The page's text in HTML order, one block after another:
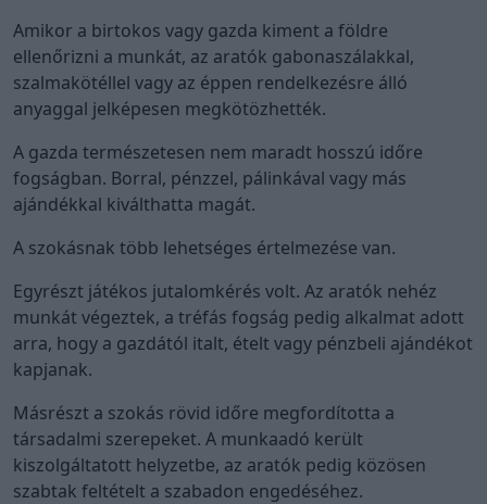
Amikor a birtokos vagy gazda kiment a földre
ellenőrizni a munkát, az aratók gabonaszálakkal,
szalmakötéllel vagy az éppen rendelkezésre álló
anyaggal jelképesen megkötözhették.
A gazda természetesen nem maradt hosszú időre
fogságban. Borral, pénzzel, pálinkával vagy más
ajándékkal kiválthatta magát.
A szokásnak több lehetséges értelmezése van.
Egyrészt játékos jutalomkérés volt. Az aratók nehéz
munkát végeztek, a tréfás fogság pedig alkalmat adott
arra, hogy a gazdától italt, ételt vagy pénzbeli ajándékot
kapjanak.
Másrészt a szokás rövid időre megfordította a
társadalmi szerepeket. A munkaadó került
kiszolgáltatott helyzetbe, az aratók pedig közösen
szabtak feltételt a szabadon engedéséhez.